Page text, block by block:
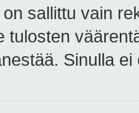
sallittu vain
tulosten
Sinulla